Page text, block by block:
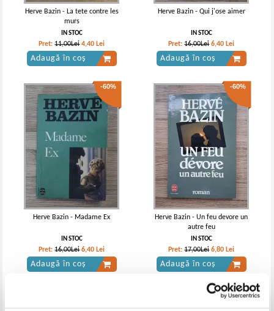
Herve Bazin - La tete contre les
murs
IN STOC
Pret:11,00Lei 4,40 Lei
Adaugă în coș
Herve Bazin - Qui j'ose aimer
IN STOC
Pret:16,00Lei 6,40 Lei
Adaugă în coș
-60%
Herve Bazin - Madame Ex
IN STOC
Pret:16,00Lei 6,40 Lei
Adaugă în coș
-60%
Herve Bazin - Un feu devore un
autre feu
IN STOC
Pret:17,00Lei 6,80 Lei
Adaugă în coș